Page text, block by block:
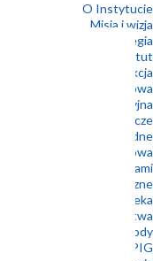
O Instytucie
Misja i wizja
Strategia
Statut
Dyrekcja
Rada Naukowa
Struktura organizacyjna
geologiczne i górnicze
– Prawo wodne
międzynarodowa
Współpraca z samorządami
Muzeum Geologiczne
Biblioteka
Wydawnictwa
Nagrody
Złota Odznaka PIG